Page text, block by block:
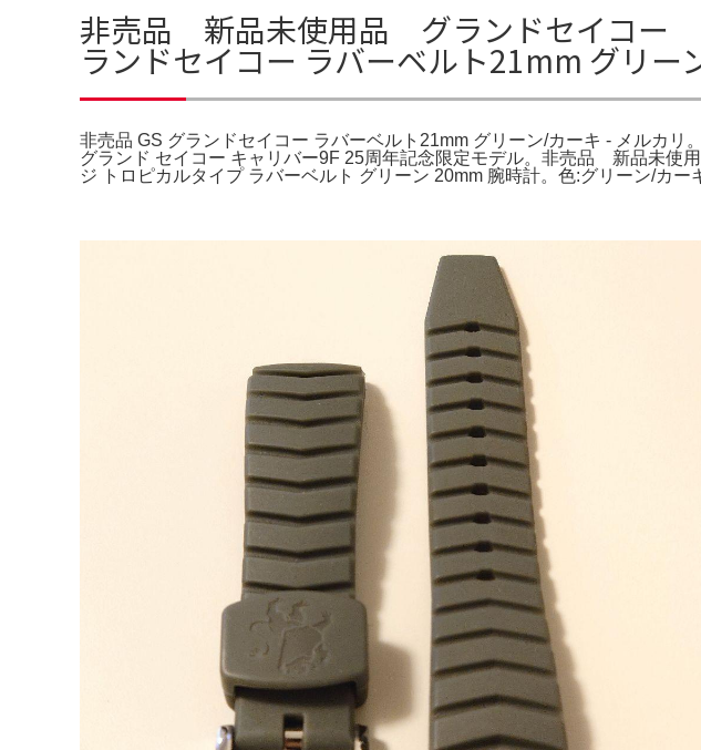
非売品 新品未使用品 グランドセイコー
ランドセイコー ラバーベルト21mm グリー
非売品 GS グランドセイコー ラバーベルト21mm グリーン/カーキ - メルカ
グランド セイコー キャリバー9F 25周年記念限定モデル。非売品 新品未使
ジ トロピカルタイプ ラバーベルト グリーン 20mm 腕時計。色:グリーン/カ